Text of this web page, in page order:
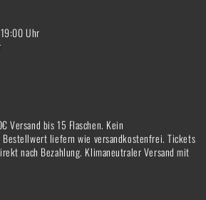
Uhr
Versand bis 15 Flaschen. Kein
liefern wie versandkostenfrei. Tickets
nach Bezahlung. Klimaneutraler Versand mit